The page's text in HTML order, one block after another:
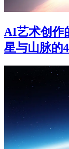
AI艺术创作
星与山脉的